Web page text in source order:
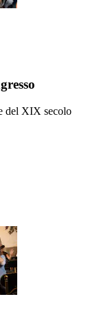
del XIX secolo